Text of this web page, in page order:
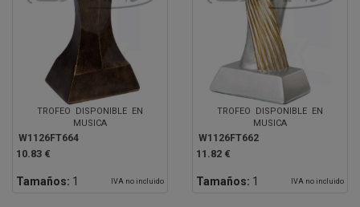
TROFEO DISPONIBLE EN
MUSICA
W1126FT664
10.83 €
Tamaños: 1 IVA no incluido
TROFEO DISPONIBLE EN
MUSICA
W1126FT662
11.82 €
Tamaños: 1 IVA no incluido